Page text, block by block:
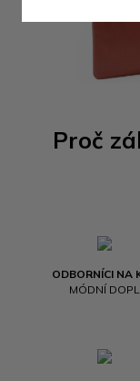
Proč
ODBORNÍCI NA
MÓDNÍ